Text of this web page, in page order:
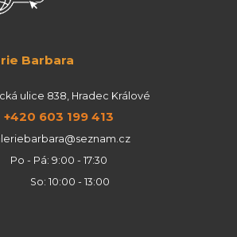
ulice 838, Hradec Králové
+420 603 199 413
Po - Pá: 9:00 - 17:30
So: 10:00 - 13:00